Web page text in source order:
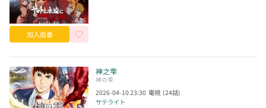
加入追番
神之雫
神の雫
2026-04-10 23:30 電視 (24話)
サテライト